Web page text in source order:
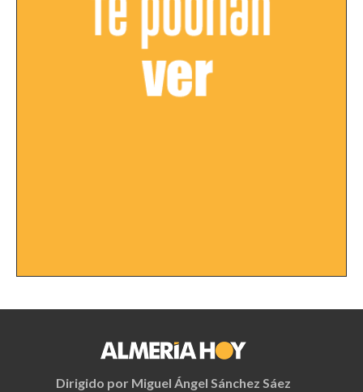
Dirigido por Miguel Ángel Sánchez Sáez